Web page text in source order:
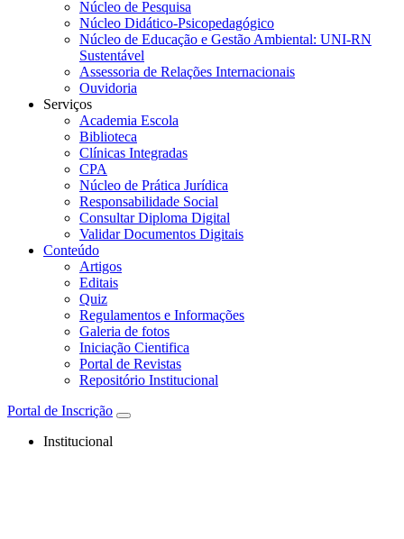
Núcleo de Pesquisa
Núcleo Didático-Psicopedagógico
Núcleo de Educação e Gestão Ambiental: UNI-RN
Sustentável
Assessoria de Relações Internacionais
Ouvidoria
Serviços
Academia Escola
Biblioteca
Clínicas Integradas
CPA
Núcleo de Prática Jurídica
Responsabilidade Social
Consultar Diploma Digital
Validar Documentos Digitais
Conteúdo
Artigos
Editais
Quiz
Regulamentos e Informações
Galeria de fotos
Iniciação Cientifica
Portal de Revistas
Repositório Institucional
Portal de Inscrição
Institucional